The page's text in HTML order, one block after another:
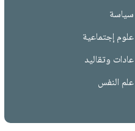
سياسة
علوم إجتماعية
عادات وتقاليد
علم النفس